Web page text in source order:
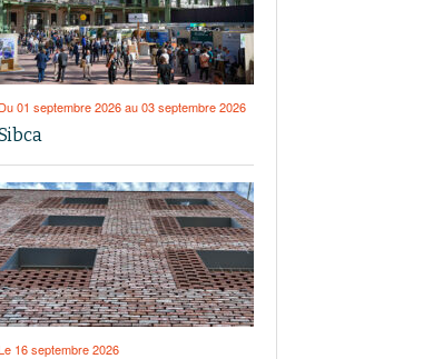
Du 01 septembre 2026 au 03 septembre 2026
16 septembre 2026